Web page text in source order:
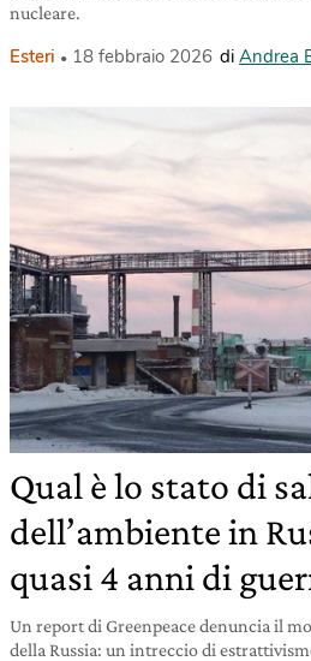
nucleare.
Esteri 18 febbraio 2026 di Andrea
Qual è lo stato di
dell’ambiente in
quasi 4 anni di
Un report di Greenpeace denuncia il
della Russia: un intreccio di